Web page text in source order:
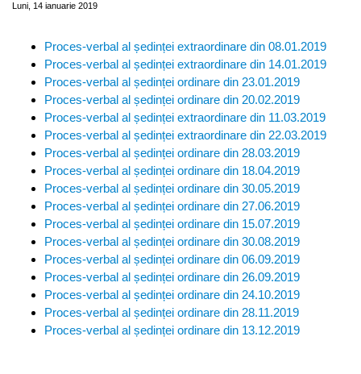
Luni, 14 ianuarie 2019
Proces-verbal al ședinței extraordinare din 08.01.2019
Proces-verbal al ședinței extraordinare din 14.01.2019
Proces-verbal al ședinței ordinare din 23.01.2019
Proces-verbal al ședinței ordinare din 20.02.2019
Proces-verbal al ședinței extraordinare din 11.03.2019
Proces-verbal al ședinței extraordinare din 22.03.2019
Proces-verbal al ședinței ordinare din 28.03.2019
Proces-verbal al ședinței ordinare din 18.04.2019
Proces-verbal al ședinței ordinare din 30.05.2019
Proces-verbal al ședinței ordinare din 27.06.2019
Proces-verbal al ședinței ordinare din 15.07.2019
Proces-verbal al ședinței ordinare din 30.08.2019
Proces-verbal al ședinței ordinare din 06.09.2019
Proces-verbal al ședinței ordinare din 26.09.2019
Proces-verbal al ședinței ordinare din 24.10.2019
Proces-verbal al ședinței ordinare din 28.11.2019
Proces-verbal al ședinței ordinare din 13.12.2019